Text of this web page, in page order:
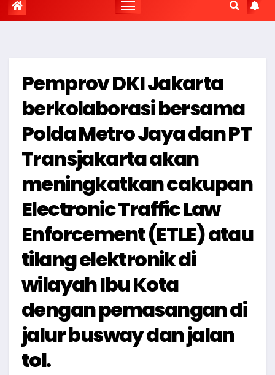
Pemprov DKI Jakarta
berkolaborasi bersama
Polda Metro Jaya dan PT
Transjakarta akan
meningkatkan cakupan
Electronic Traffic Law
Enforcement (ETLE) atau
tilang elektronik di
wilayah Ibu Kota
dengan pemasangan di
jalur busway dan jalan
tol.